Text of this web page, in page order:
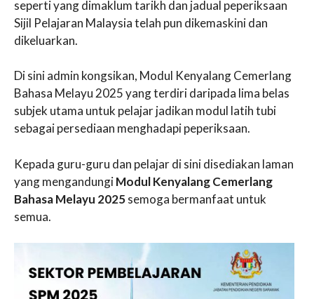
seperti yang dimaklum tarikh dan jadual peperiksaan
Sijil Pelajaran Malaysia telah pun dikemaskini dan
dikeluarkan.
Di sini admin kongsikan, Modul Kenyalang Cemerlang
Bahasa Melayu 2025 yang terdiri daripada lima belas
subjek utama untuk pelajar jadikan modul latih tubi
sebagai persediaan menghadapi peperiksaan.
Kepada guru-guru dan pelajar di sini disediakan laman
yang mengandungiModul Kenyalang Cemerlang
Bahasa Melayu 2025semoga bermanfaat untuk
semua.